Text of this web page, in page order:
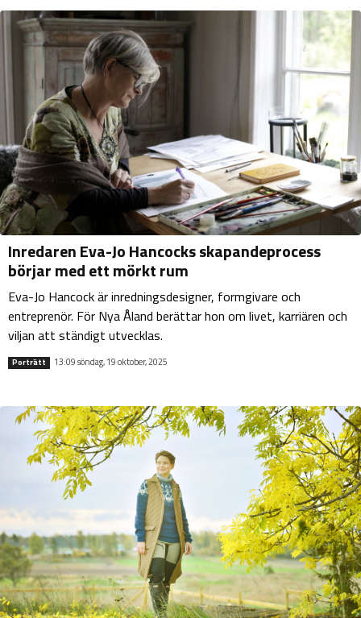
Inredaren Eva-Jo Hancocks skapandeprocess
börjar med ett mörkt rum
Eva-Jo Hancock är inredningsdesigner, formgivare och
entreprenör. För Nya Åland berättar hon om livet, karriären och
viljan att ständigt utvecklas.
Porträtt 13:09 söndag, 19 oktober, 2025